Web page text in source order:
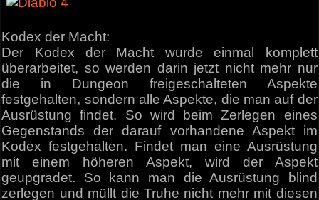
Kodex der Macht:
Der Kodex der Macht wurde einmal komplett
überarbeitet, so werden darin jetzt nicht mehr nur
die in Dungeon freigeschalteten Aspekte
festgehalten, sondern alle Aspekte, die man auf der
Ausrüstung findet. So wird beim Zerlegen eines
Gegenstands der darauf vorhandene Aspekt im
Kodex festgehalten. Findet man eine Ausrüstung
mit einem höheren Aspekt, wird der Aspekt
geupgradet. So kann man die Ausrüstung blind
zerlegen und müllt die Truhe nicht mehr mit diesen